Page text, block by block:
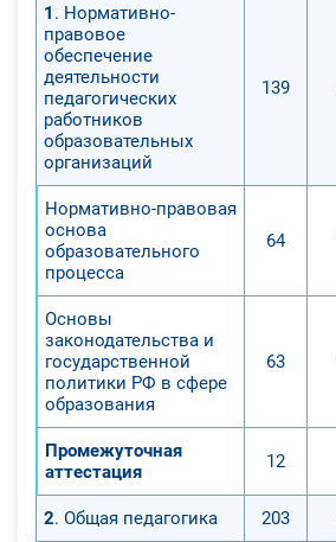
1 . Нормативно-
правовое
обеспечение
деятельности
педагогических
работников
образовательных
организаций
139
Нормативно-правовая
основа
образовательного
процесса
64
Основы
законодательства и
государственной
политики РФ в сфере
образования
63
Промежуточная
аттестация
12
2. Общая педагогика 203